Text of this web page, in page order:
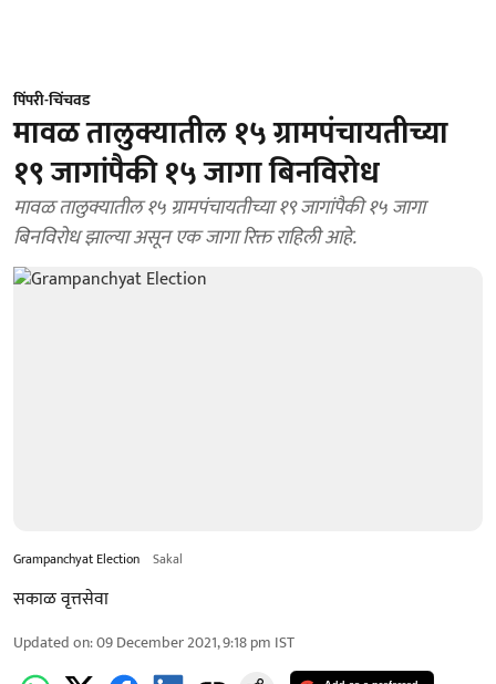
पिंपरी-चिंचवड
मावळ तालुक्यातील १५ ग्रामपंचायतीच्या
१९ जागांपैकी १५ जागा बिनविरोध
मावळ तालुक्यातील १५ ग्रामपंचायतीच्या १९ जागांपैकी १५ जागा
बिनविरोध झाल्या असून एक जागा रिक्त राहिली आहे.
Grampanchyat Election Sakal
सकाळ वृत्तसेवा
Updated on:09 December 2021, 9:18 pm IST